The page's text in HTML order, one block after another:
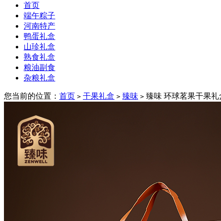
首页
端午粽子
河南特产
鸭蛋礼盒
山珍礼盒
熟食礼盒
粮油副食
杂粮礼盒
您当前的位置： 首页 > 干果礼盒 > 臻味 > 臻味 环球茗果干果礼